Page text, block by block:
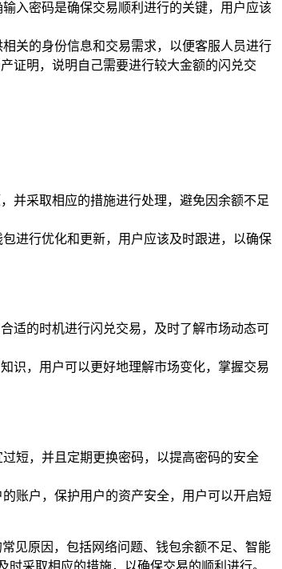
入密码是确保交易顺利进行的关键，用户应该
关的身份信息和交易需求，以便客服人员进行
证明，说明自己需要进行较大金额的闪兑交
并采取相应的措施进行处理，避免因余额不足
进行优化和更新，用户应该及时跟进，以确保
适的时机进行闪兑交易，及时了解市场动态可
识，用户可以更好地理解市场变化，掌握交易
短，并且定期更换密码，以提高密码的安全
账户，保护用户的资产安全，用户可以开启短
见原因，包括网络问题、钱包余额不足、智能
采取相应的措施，以确保交易的顺利进行。